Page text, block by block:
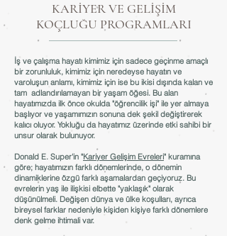
KARİYER VE GELİŞİM
KOÇLUĞU PROGRAMLARI
İş ve çalışma hayatı kimimiz için sadece geçinme amaçlı
bir zorunluluk, kimimiz için neredeyse hayatın ve
varoluşun anlamı, kimimiz için ise bu ikisi dışında kalan ve
tam adlandırılamayan bir yaşam öğesi. Bu alan
hayatımızda ilk önce okulda "öğrencilik işi" ile yer almaya
başlıyor ve yaşamımızın sonuna dek şekil değiştirerek
kalıcı oluyor. Yokluğu da hayatımız üzerinde etki sahibi bir
unsur olarak bulunuyor.
Donald E. Super'in "Kariyer Gelişim Evreleri" kuramına
göre; hayatımızın farklı dönemlerinde, o dönemin
dinamiklerine özgü farklı aşamalardan geçiyoruz. Bu
evrelerin yaş ile ilişkisi elbette "yaklaşık" olarak
düşünülmeli. Değişen dünya ve ülke koşulları, ayrıca
bireysel farklar nedeniyle kişiden kişiye farklı dönemlere
denk gelme ihtimali var.